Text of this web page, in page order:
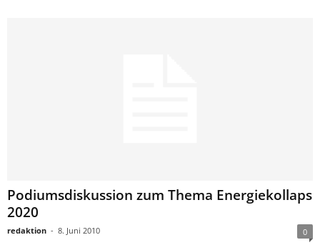
Podiumsdiskussion zum Thema Energiekollaps
2020
redaktion - 8. Juni 2010 0